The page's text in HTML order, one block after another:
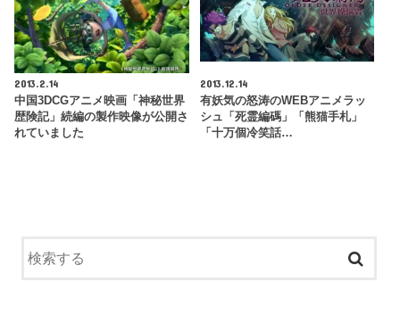
2013.2.14
中国3DCGアニメ映画「神秘世界
歴険記」続編の製作映像が公開さ
れていました
2013.12.14
有妖気の怒涛のWEBアニメラッ
シュ「死霊編碼」「熊猫手札」
「十万個冷笑話…